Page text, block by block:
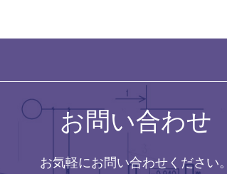
お問い合わせ
お気軽にお問い合わせください。